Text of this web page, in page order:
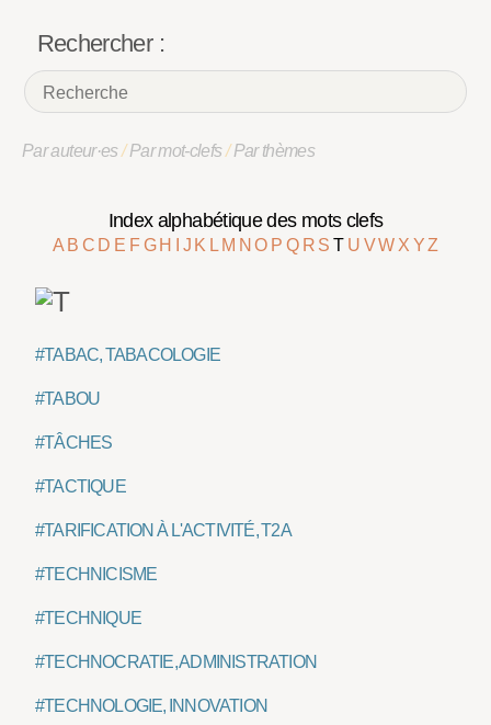
Rechercher :
Par auteur·es/Par mot-clefs/Par thèmes
Index alphabétique des mots clefs
A B C D E F G H J K L M NO P Q R ST U VW X YZ
#TABAC, TABACOLOGIE
#TABOU
#TÂCHES
#TACTIQUE
#TARIFICATION À L'ACTIVITÉ, T2A
#TECHNICISME
#TECHNIQUE
#TECHNOCRATIE, ADMINISTRATION
#TECHNOLOGIE, INNOVATION